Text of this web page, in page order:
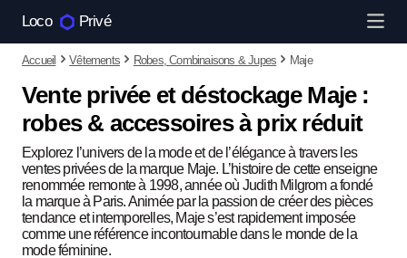
Loco Privé
Accueil Vêtements Robes, Combinaisons & Jupes Maje
Vente privée et déstockage Maje :
robes & accessoires à prix réduit
Explorez l’univers de la mode et de l’élégance à travers les
ventes privées de la marque Maje. L’histoire de cette enseigne
renommée remonte à 1998, année où Judith Milgrom a fondé
la marque à Paris. Animée par la passion de créer des pièces
tendance et intemporelles, Maje s’est rapidement imposée
comme une référence incontournable dans le monde de la
mode féminine.